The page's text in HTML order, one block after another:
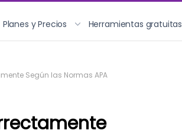
Planes y Precios Herramientas gratuitas
Según las Normas APA